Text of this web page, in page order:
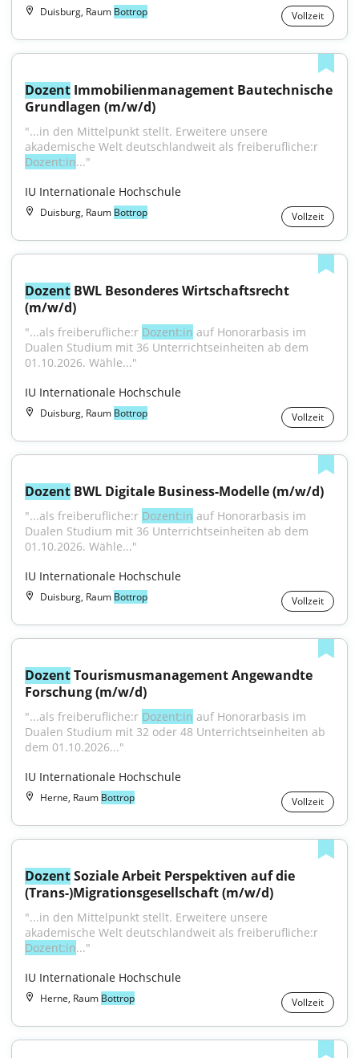
Duisburg, Raum Bottrop Vollzeit
Dozent Immobilienmanagement Bautechnische
Grundlagen (m/w/d)
"...in den Mittelpunkt stellt. Erweitere unsere
Dozent:in..."
IU Internationale Hochschule
Duisburg, Raum Bottrop Vollzeit
Dozent BWL Besonderes Wirtschaftsrecht
(m/w/d)
"...als freiberufliche:r Dozent:in auf Honorarbasis im
Dualen Studium mit 36 Unterrichtseinheiten ab dem
01.10.2026. Wähle..."
IU Internationale Hochschule
Duisburg, Raum Bottrop Vollzeit
Dozent BWL Digitale Business-Modelle (m/w/d)
"...als freiberufliche:r Dozent:in auf Honorarbasis im
Dualen Studium mit 36 Unterrichtseinheiten ab dem
01.10.2026. Wähle..."
IU Internationale Hochschule
Duisburg, Raum Bottrop Vollzeit
Dozent Tourismusmanagement Angewandte
Forschung (m/w/d)
"...als freiberufliche:r Dozent:in auf Honorarbasis im
Dualen Studium mit 32 oder 48 Unterrichtseinheiten ab
dem 01.10.2026..."
IU Internationale Hochschule
Herne, Raum Bottrop Vollzeit
Dozent Soziale Arbeit Perspektiven auf die
(Trans-)Migrationsgesellschaft (m/w/d)
"...in den Mittelpunkt stellt. Erweitere unsere
Dozent:in..."
IU Internationale Hochschule
Herne, Raum Bottrop Vollzeit